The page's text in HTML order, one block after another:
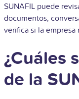
SUNAFIL puede
documentos,
verifica si la
¿Cuáles
de la